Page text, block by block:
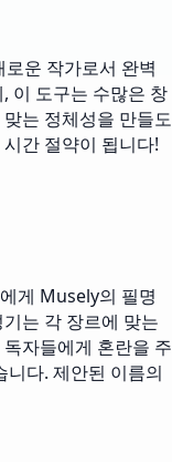
운 작가로서 완벽
이 도구는 수많은 창
는 정체성을 만들도
간 절약이 됩니다!
게 Musely의 필명
는 각 장르에 맞는
자들에게 혼란을 주
니다. 제안된 이름의